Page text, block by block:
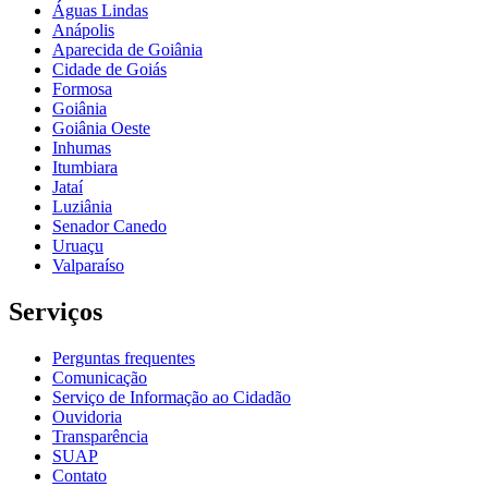
Águas Lindas
Anápolis
Aparecida de Goiânia
Cidade de Goiás
Formosa
Goiânia
Goiânia Oeste
Inhumas
Itumbiara
Jataí
Luziânia
Senador Canedo
Uruaçu
Valparaíso
Serviços
Perguntas frequentes
Comunicação
Serviço de Informação ao Cidadão
Ouvidoria
Transparência
SUAP
Contato